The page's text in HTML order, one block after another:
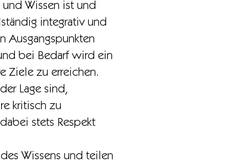
Wissen ist und
integrativ und
Ausgangspunkten
bei Bedarf wird ein
Ziele zu erreichen.
Lage sind,
kritisch zu
stets Respekt
Wissens und teilen